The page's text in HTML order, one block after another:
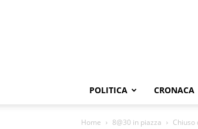
POLITICA CRONACA
Home 8@30 in piazza Chiuso